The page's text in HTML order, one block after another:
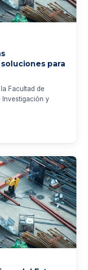
para
Facultad de
Investigación y